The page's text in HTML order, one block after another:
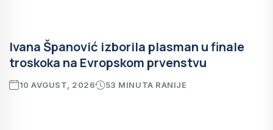
Ivana Španović izborila plasman u finale
troskoka na Evropskom prvenstvu
10 AVGUST, 2026 53 MINUTA RANIJE